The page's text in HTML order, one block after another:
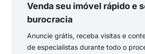
Venda seu imóvel rápido e
burocracia
Anuncie grátis, receba visitas e
de especialistas durante todo o